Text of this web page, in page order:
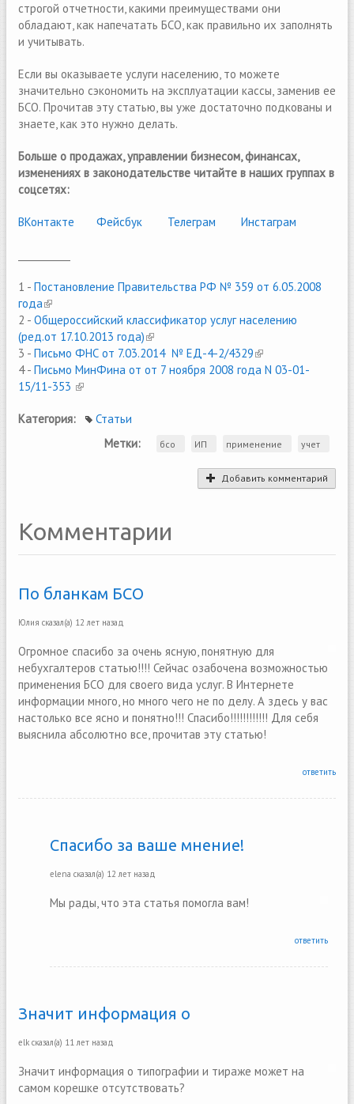
строгой отчетности, какими преимуществами они
обладают, как напечатать БСО, как правильно их заполнять
и учитывать.
Если вы оказываете услуги населению, то можете
значительно сэкономить на эксплуатации кассы, заменив ее
БСО. Прочитав эту статью, вы уже достаточно подкованы и
знаете, как это нужно делать.
Больше о продажах, управлении бизнесом, финансах,
изменениях в законодательстве читайте в наших группах в
соцсетях:
ВКонтакте (link is external)
Фейсбук (link is external)
Телеграм (link is external)
Инстаграм
1 - Постановление Правительства РФ № 359 от 6.05.2008
года(link is external)
2 - Общероссийский классификатор услуг населению
(ред.от 17.10.2013 года)(link is external)
3 - Письмо ФНС от 7.03.2014 № ЕД-4-2/4329(link is external)
4 - Письмо МинФина от от 7 ноября 2008 года N 03-01-
15/11-353 (link is external)
Категория:
Статьи
Метки:
бсо ИП применение учет
Добавить комментарий
Комментарии
По бланкам БСО
Юлия сказал(а) 12 лет назад
Огромное спасибо за очень ясную, понятную для
небухгалтеров статью!!!! Сейчас озабочена возможностью
применения БСО для своего вида услуг. В Интернете
информации много, но много чего не по делу. А здесь у вас
настолько все ясно и понятно!!! Спасибо!!!!!!!!!!!! Для себя
выяснила абсолютно все, прочитав эту статью!
ответить
Спасибо за ваше мнение!
elena сказал(а) 12 лет назад
Мы рады, что эта статья помогла вам!
ответить
Значит информация о
elk сказал(а) 11 лет назад
Значит информация о типографии и тираже может на
самом корешке отсутствовать?